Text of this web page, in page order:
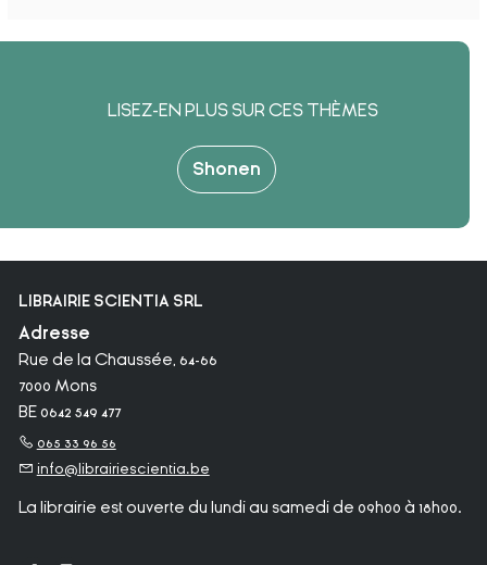
Shonen
LISEZ-EN PLUS SUR CES THÈMES
LIBRAIRIE SCIENTIA SRL
Adresse
Rue de la Chaussée, 64-66
7000 Mons
BE 0642 549 477
065 33 96 56
info@librairiescientia.be
La librairie est ouverte du lundi au samedi de 09h00 à 18h00.